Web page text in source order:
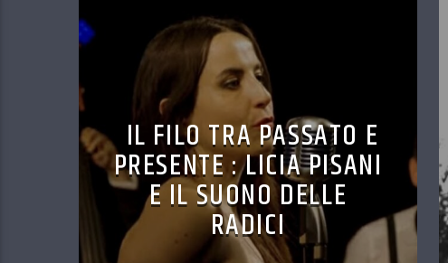
IL FILO TRA PASSATO E
PRESENTE : LICIA PISANI
E IL SUONO DELLE
RADICI